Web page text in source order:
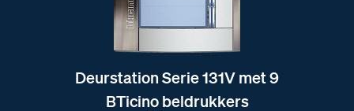
Deurstation Serie 131V met 9
BTicino beldrukkers